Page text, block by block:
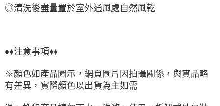
◎清洗後盡量置於室外通風處自然風乾
♦♦注意事項♦♦
※顏色如產品圖示，網頁圖片因拍攝關係，與實品略
有差異，實際顏色以出貨為主如需